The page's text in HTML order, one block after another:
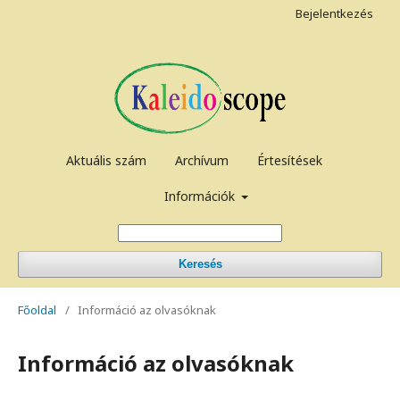
Aktuális szám Archívum Értesítések
Információk
Keresés
Bejelentkezés
Főoldal / Információ az olvasóknak
Információ az olvasóknak